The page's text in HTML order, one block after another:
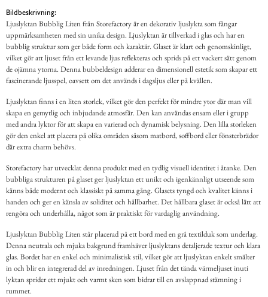
Bildbeskrivning:
Ljuslyktan Bubblig Liten från Storefactory är en dekorativ ljuslykta som fångar
uppmärksamheten med sin unika design. Ljuslyktan är tillverkad i glas och har en
bubblig struktur som ger både form och karaktär. Glaset är klart och genomskinligt,
vilket gör att ljuset från ett levande ljus reflekteras och sprids på ett vackert sätt genom
de ojämna ytorna. Denna bubbeldesign adderar en dimensionell estetik som skapar ett
fascinerande ljusspel, oavsett om det används i dagsljus eller på kvällen.
Ljuslyktan finns i en liten storlek, vilket gör den perfekt för mindre ytor där man vill
skapa en gemytlig och inbjudande atmosfär. Den kan användas ensam eller i grupp
med andra lyktor för att skapa en varierad och dynamisk belysning. Den lilla storleken
gör den enkel att placera på olika områden såsom matbord, soffbord eller fönsterbrädor
där extra charm behövs.
Storefactory har utvecklat denna produkt med en tydlig visuell identitet i åtanke. Den
bubbliga strukturen på glaset ger ljuslyktan ett unikt och igenkännligt utseende som
känns både modernt och klassiskt på samma gång. Glasets tyngd och kvalitet känns i
handen och ger en känsla av soliditet och hållbarhet. Det hållbara glaset är också lätt att
rengöra och underhålla, något som är praktiskt för vardaglig användning.
Ljuslyktan Bubblig Liten står placerad på ett bord med en grå textilduk som underlag.
Denna neutrala och mjuka bakgrund framhäver ljuslyktans detaljerade textur och klara
glas. Bordet har en enkel och minimalistisk stil, vilket gör att ljuslyktan enkelt smälter
in och blir en integrerad del av inredningen. Ljuset från det tända värmeljuset inuti
lyktan sprider ett mjukt och varmt sken som bidrar till en avslappnad stämning i
rummet.